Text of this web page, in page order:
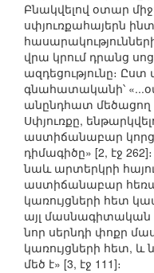
Բնակվելով օտար
սփյուռքահայերն
վրա կրում դրանց
ազդեցությունը։
գնահատականի՝
անընդհատ մեծացող
Սփյուռքը,
աստիճանաբար
դիմագիծը» [2, էջ
նաև արտերկրի
աստիճանաբար
կառույցների հետ
այլ
նոր սերնդի փոքր
կառույցների հետ,
մեծ է» [3, էջ 111]։